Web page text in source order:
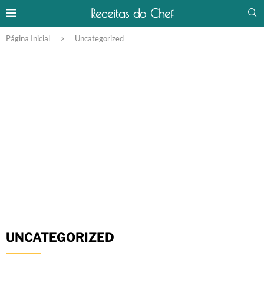
Receitas do Chef
Página Inicial Uncategorized
UNCATEGORIZED